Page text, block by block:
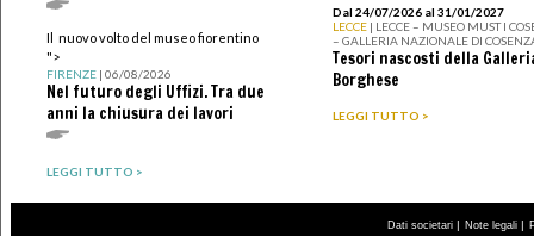
Il nuovo volto del museo fiorentino
">
FIRENZE| 06/08/2026
Nel futuro degli Uffizi. Tra due
anni la chiusura dei lavori
LEGGI TUTTO >
Dal 24/07/2026 al 31/01/2027
LECCE | LECCE – MUSEO MUST I
– GALLERIA NAZIONALE DI
Tesori nascosti della
Borghese
LEGGI TUTTO >
Dati societari | Note legali |